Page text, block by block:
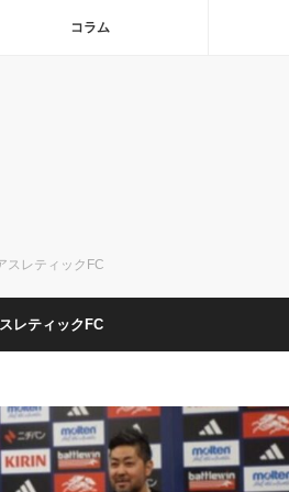
コラム
スレティックFC
レティックFC